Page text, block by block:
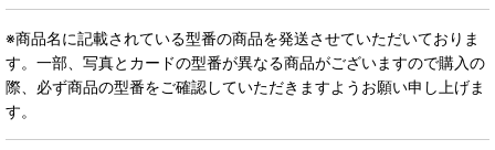
※商品名に記載されている型番の商品を発送させていただいておりま
す。一部、写真とカードの型番が異なる商品がございますので購入の
際、必ず商品の型番をご確認していただきますようお願い申し上げま
す。